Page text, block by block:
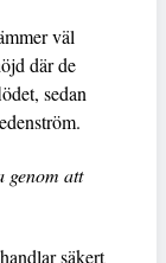
väl
där de
sedan
genom att
säkert